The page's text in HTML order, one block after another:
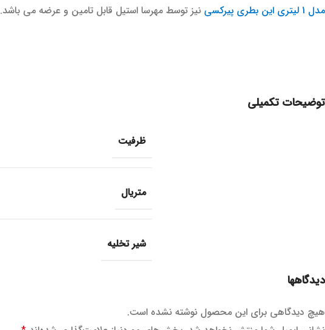
مدل 1 لیتری این بطری پیرکسی
نیز توسط مهرسا استیل قابل تامین و عرضه می باشد.
توضیحات تکمیلی
ظرفیت
متریال
شیر تخلیه
دیدگاهها
هیچ دیدگاهی برای این محصول نوشته نشده است.